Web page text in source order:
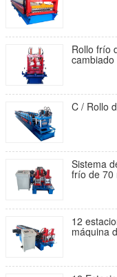
Rollo frío
C / Rollo
Sistema
frío de 70
12
máquina